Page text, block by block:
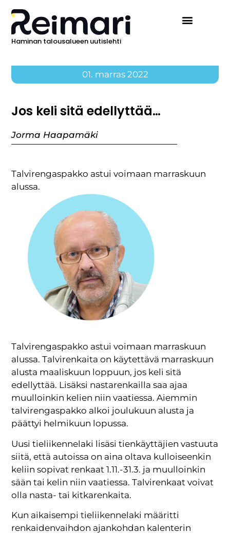
Haminan talousalueen uutislehti
01. marras 2022
Jos keli sitä edellyttää…
Jorma Haapamäki
Talvirengaspakko astui voimaan marraskuun
alussa.
Talvirengaspakko astui voimaan marraskuun
alussa. Talvirenkaita on käytettävä marraskuun
alusta maaliskuun loppuun, jos keli sitä
edellyttää. Lisäksi nastarenkailla saa ajaa
muulloinkin kelien niin vaatiessa. Aiemmin
talvirengaspakko alkoi joulukuun alusta ja
päättyi helmikuun lopussa.
Uusi tieliikennelaki lisäsi tienkäyttäjien vastuuta
siitä, että autoissa on aina oltava kulloiseenkin
keliin sopivat renkaat 1.11.-31.3. ja muulloinkin
sään tai kelin niin vaatiessa. Talvirenkaat voivat
olla nasta- tai kitkarenkaita.
Kun aikaisempi tieliikennelaki määritti
renkaidenvaihdon ajankohdan kalenterin